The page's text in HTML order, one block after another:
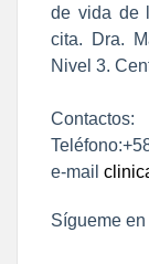
de vida de
cita. Dra.
Nivel 3.
Contactos:
e-mail
Sígueme